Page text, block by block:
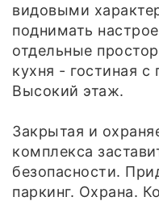
видовыми
поднимать
отдельные
кухня - гостиная
Высокий этаж.
Закрытая и
комплекса
безопасности.
паркинг. Охрана.